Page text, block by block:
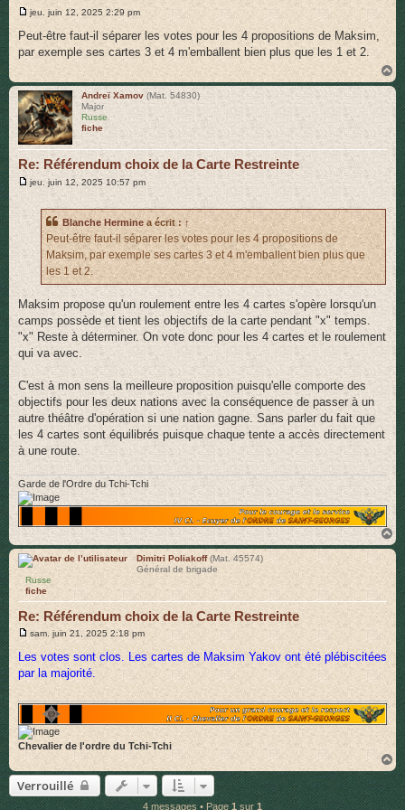
M
s
a
jeu. juin 12, 2025 2:29 pm
Peut-être faut-il séparer les votes pour les 4 propositions de Maksim,
par exemple ses cartes 3 et 4 m'emballent bien plus que les 1 et 2.
H
a
u
t
Andreï Xamov (Mat. 54830)
Major
Russe
fiche
Re: Référendum choix de la Carte Restreinte
M
s
jeu. juin 12, 2025 10:57 pm
Blanche Hermine a écrit : ↑
Peut-être faut-il séparer les votes pour les 4 propositions de
Maksim, par exemple ses cartes 3 et 4 m'emballent bien plus que
les 1 et 2.
Maksim propose qu'un roulement entre les 4 cartes s'opère lorsqu'un
camps possède et tient les objectifs de la carte pendant "x" temps.
"x" Reste à déterminer. On vote donc pour les 4 cartes et le roulement
qui va avec.
C'est à mon sens la meilleure proposition puisqu'elle comporte des
objectifs pour les deux nations avec la conséquence de passer à un
autre théâtre d'opération si une nation gagne. Sans parler du fait que
les 4 cartes sont équilibrés puisque chaque tente a accès directement
à une route.
Garde de l'Ordre du Tchi-Tchi
H
a
u
t
Dimitri Poliakoff(Mat. 45574)
Général de brigade
Russe
fiche
Re: Référendum choix de la Carte Restreinte
M
s
a
sam. juin 21, 2025 2:18 pm
Les votes sont clos. Les cartes de Maksim Yakov ont été plébiscitées
par la majorité.
Chevalier de l'ordre du Tchi-Tchi
a
u
Verrouillé
4 messages • Page 1 sur1